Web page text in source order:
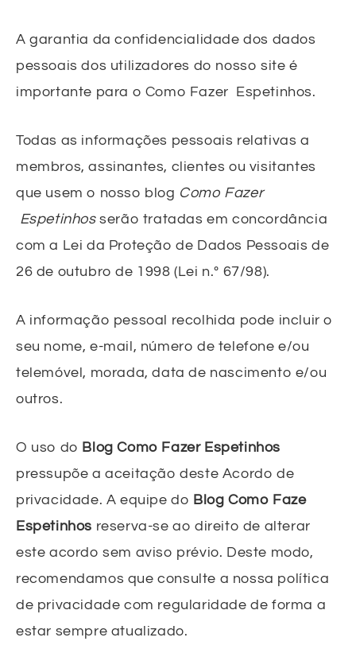
A garantia da confidencialidade dos dados
pessoais dos utilizadores do nosso site é
importante para o Como Fazer Espetinhos.
Todas as informações pessoais relativas a
membros, assinantes, clientes ou visitantes
que usem o nosso blog Como Fazer
Espetinhosserão tratadas em concordância
com a Lei da Proteção de Dados Pessoais de
26 de outubro de 1998 (Lei n.º 67/98).
A informação pessoal recolhida pode incluir o
seu nome, e-mail, número de telefone e/ou
telemóvel, morada, data de nascimento e/ou
outros.
O uso do Blog Como Fazer Espetinhos
pressupõe a aceitação deste Acordo de
privacidade. A equipe do Blog Como Faze
Espetinhos reserva-se ao direito de alterar
este acordo sem aviso prévio. Deste modo,
recomendamos que consulte a nossa política
de privacidade com regularidade de forma a
estar sempre atualizado.